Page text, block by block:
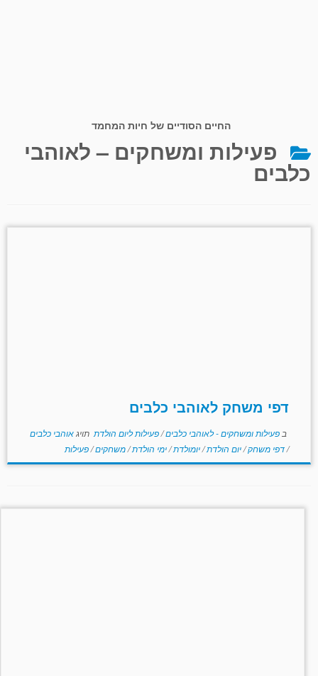
החיים הסודיים של חיות המחמד
פעילות ומשחקים – לאוהבי
כלבים
דפי משחק לאוהבי כלבים
ב פעילות ומשחקים - לאוהבי כלבים/פעילות ליום הולדת תויגאוהבי כלבים
/דפי משחק/יום הולדת/יומולדת/ימי הולדת/משחקים/פעילות